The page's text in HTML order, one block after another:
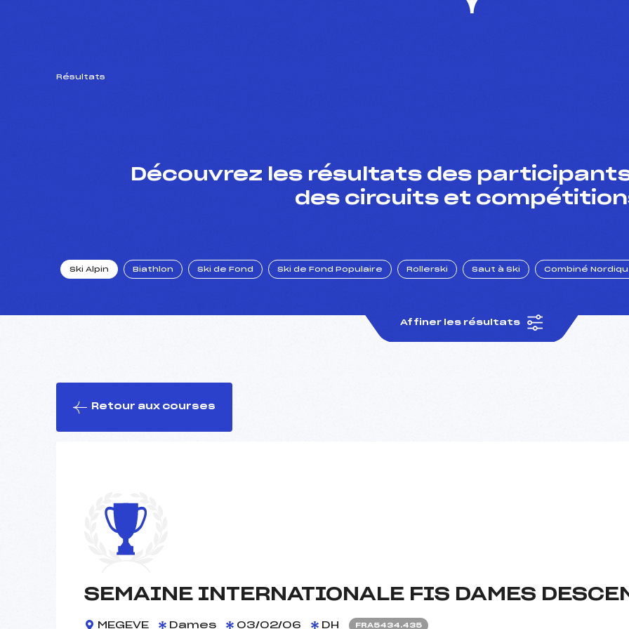
Résultats
Découvrez les résultats des participants
des circuits et
Ski Alpin Biathlon Ski de Fond Ski de Fond Populaire Rollerski Saut à Ski Combiné
Affiner les résultats
Retour aux courses
SEMAINE INTERNATIONALE FIS DAMES
MEGEVE Dames 03/02/06 DH FRA5434.435